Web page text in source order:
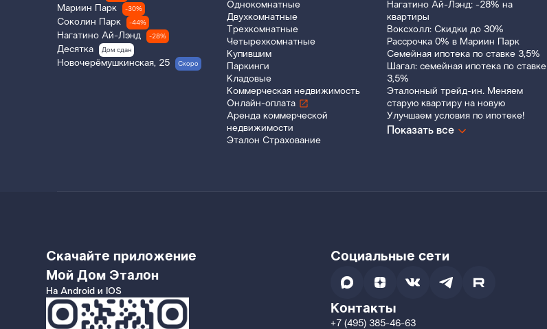
Мариин Парк -30%
Соколин Парк -44%
Нагатино Ай-Лэнд -28%
Десятка Дом сдан
Новочерёмушкинская, 25 Скоро
Однокомнатные
Двухкомнатные
Трехкомнатные
Четырехкомнатные
Купившим
Паркинги
Кладовые
Коммерческая недвижимость
Онлайн-оплата
Аренда коммерческой
недвижимости
Эталон Страхование
Нагатино Ай-Лэнд: -28% на
квартиры
Воксхолл: Скидки до 30%
Рассрочка 0% в Мариин Парк
Семейная ипотека по ставке 3,5%
Шагал: семейная ипотека по ставке
3,5%
Эталонный трейд-ин. Меняем
старую квартиру на новую
Улучшаем условия по ипотеке!
Показать все
Скачайте приложение
Мой Дом Эталон
На Android и IOS
Социальные сети
Контакты
+7 (495) 385-46-63